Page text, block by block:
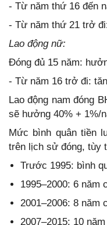
- Từ năm thứ 16 đến
- Từ năm thứ 21 trở
Lao động nữ:
Đóng đủ 15 năm:
- Từ năm 16 trở đi:
Lao động nam đóng
sẽ hưởng 40% + 1%/
Mức bình quân tiền
trên lịch sử đóng, tùy
Trước 1995: bình
1995–2000: 6 năm
2001–2006: 8 năm
2007–2015: 10